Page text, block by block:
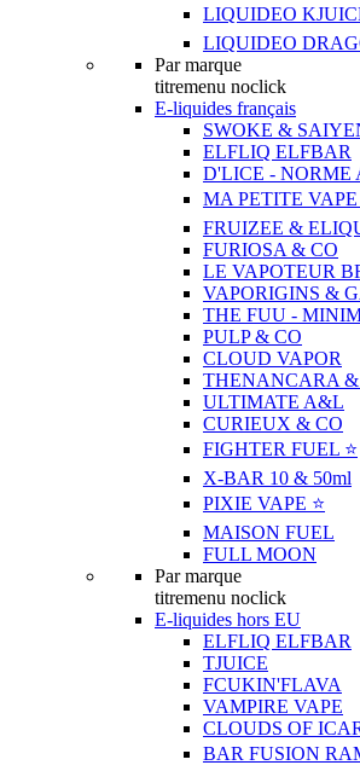
LIQUIDEO
LIQUIDEO
Par marque
titremenu noclick
E-liquides français
SWOKE &
ELFLIQ ELFBAR
D'LICE - NORME
MA PETITE VAPE
FRUIZEE &
FURIOSA & CO
LE VAPOTEUR
VAPORIGINS &
THE FUU -
PULP & CO
CLOUD VAPOR
THENANCARA &
ULTIMATE A&L
CURIEUX & CO
FIGHTER FUEL ⭐️
X-BAR 10 & 50ml
PIXIE VAPE ⭐️
MAISON FUEL
FULL MOON
Par marque
titremenu noclick
E-liquides hors EU
ELFLIQ ELFBAR
TJUICE
FCUKIN'FLAVA
VAMPIRE VAPE
CLOUDS OF
BAR FUSION